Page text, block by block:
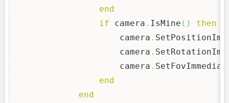
end
if camera . IsMine ( )
then
                    camera
.
                    camera
.
                    camera
.
end
end